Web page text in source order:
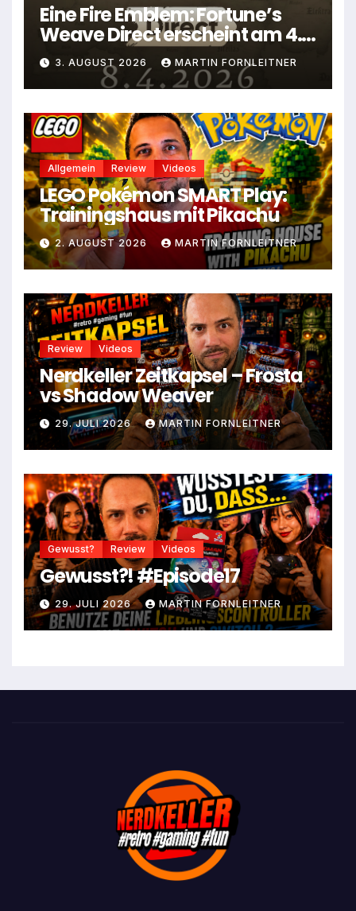
Eine Fire Emblem: Fortune’s
Weave Direct erscheint am 4.
August
3. AUGUST 2026 MARTIN FORNLEITNER
Allgemein Review Videos
LEGO Pokémon SMART Play:
Trainingshaus mit Pikachu
2. AUGUST 2026 MARTIN FORNLEITNER
Review Videos
Nerdkeller Zeitkapsel – Frosta
vs Shadow Weaver
29. JULI 2026 MARTIN FORNLEITNER
Gewusst? Review Videos
Gewusst?! #Episode17
29. JULI 2026 MARTIN FORNLEITNER